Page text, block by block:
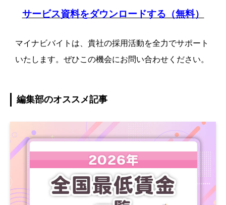
サービス資料をダウンロードする（無料）
マイナビバイトは、貴社の採用活動を全力でサポート
いたします。ぜひこの機会にお問い合わせください。
編集部のオススメ記事